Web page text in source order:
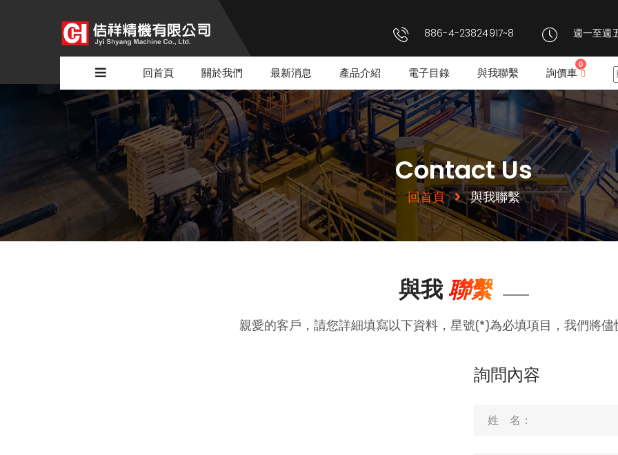
886-4-23824917~8 週一至週
回首頁 關於我們 最新消息 產品介紹 電子目錄 與我聯繫 詢價車
0
Contact Us
回首頁 與我聯繫
與我聯繫
親愛的客戶，請您詳細填寫以下資料，星號(*)為必填項目，我們將儘
詢問內容